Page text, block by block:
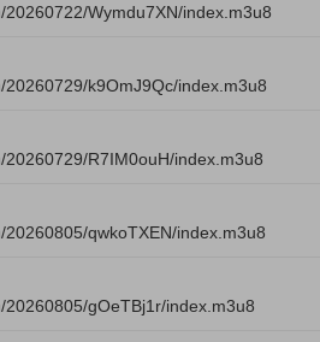
Wymdu7XN/index.m3u8
k9OmJ9Qc/index.m3u8
R7IM0ouH/index.m3u8
qwkoTXEN/index.m3u8
gOeTBj1r/index.m3u8